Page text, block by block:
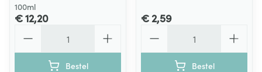
100ml
€ 12,20
Bestel
€ 2,59
Bestel